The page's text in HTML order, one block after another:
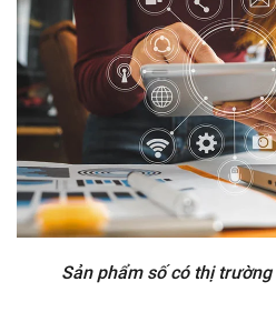
Sản phẩm số có thị